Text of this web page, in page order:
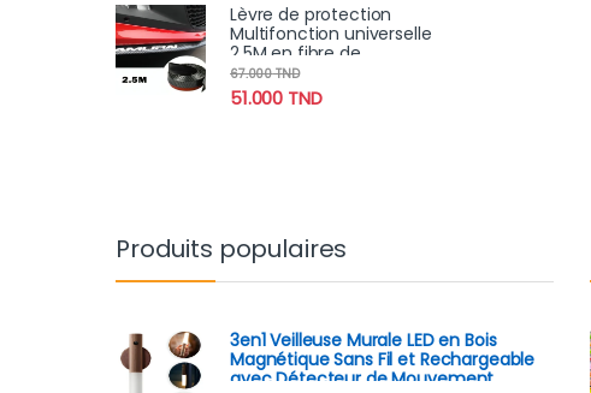
Lèvre de protection
Multifonction universelle
2.5M en fibre de
carbone Samurai pour
voiture
51.000 TND
67.000TND
Produits populaires
3en1 Veilleuse Murale LED en Bois
Magnétique Sans Fil et Rechargeable
avec Détecteur de Mouvement